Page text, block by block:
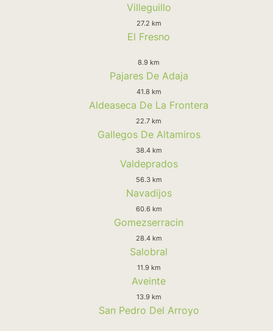
Villeguillo
27.2 km
El Fresno
8.9 km
Pajares De Adaja
41.8 km
Aldeaseca De La Frontera
22.7 km
Gallegos De Altamiros
38.4 km
Valdeprados
56.3 km
Navadijos
60.6 km
Gomezserracin
28.4 km
Salobral
11.9 km
Aveinte
13.9 km
San Pedro Del Arroyo